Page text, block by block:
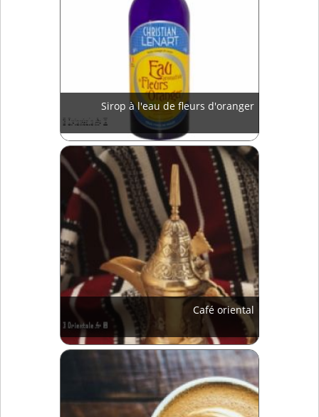
Sirop à l'eau de fleurs d'oranger
Café oriental